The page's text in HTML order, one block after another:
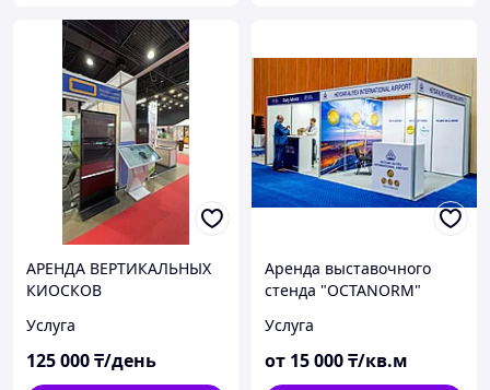
АРЕНДА ВЕРТИКАЛЬНЫХ
КИОСКОВ
Услуга
125 000₸/день
Аренда выставочного
стенда "OCTANORM"
Услуга
от 15 000₸/кв.м